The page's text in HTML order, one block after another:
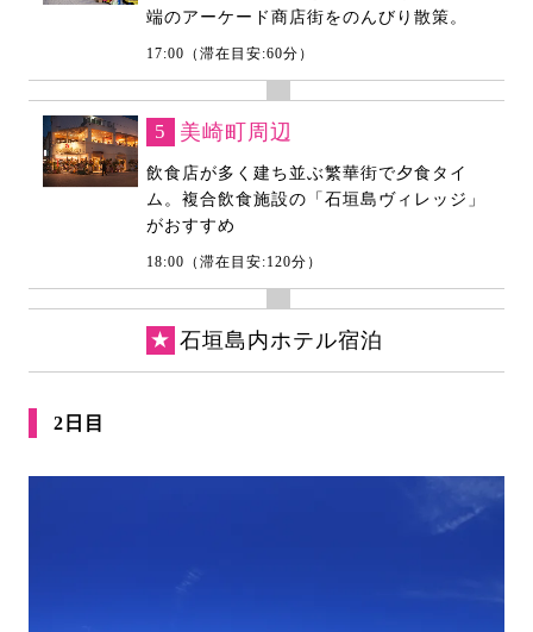
端のアーケード商店街をのんびり散策。
17:00（滞在目安:60分）
5 美崎町周辺
飲食店が多く建ち並ぶ繁華街で夕食タイ
ム。複合飲食施設の「石垣島ヴィレッジ」
がおすすめ
18:00（滞在目安:120分）
★ 石垣島内ホテル宿泊
2日目